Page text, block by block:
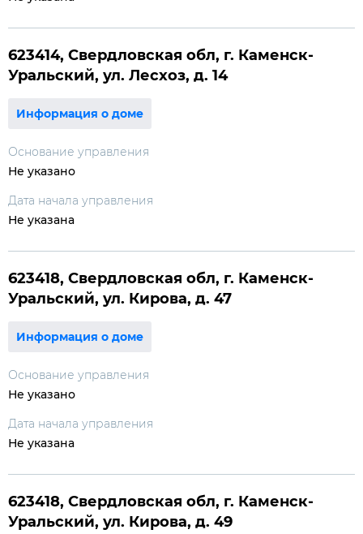
623414, Свердловская обл, г. Каменск-
Уральский, ул. Лесхоз, д. 14
Информация о доме
Основание управления
Не указано
Дата начала управления
Не указана
623418, Свердловская обл, г. Каменск-
Уральский, ул. Кирова, д. 47
Информация о доме
Основание управления
Не указано
Дата начала управления
Не указана
623418, Свердловская обл, г. Каменск-
Уральский, ул. Кирова, д. 49